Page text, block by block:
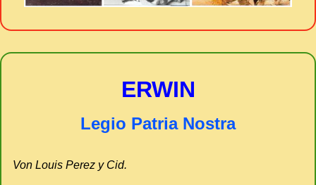
ERWIN
Legio Patria Nostra
Von Louis Perez y Cid.